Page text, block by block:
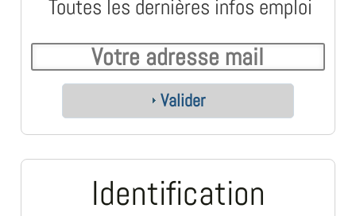
Toutes les dernières infos emploi
Valider
Identification